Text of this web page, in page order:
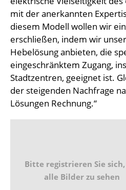
mit der anerkannten
diesem Modell wollen wir
erschließen, indem wir
Hebelösung anbieten, die
eingeschränktem Zugang,
Stadtzentren, geeignet ist.
der steigenden Nachfrage
Lösungen Rechnung.“
Bitte registrieren Sie
alle Bilder zu sehen